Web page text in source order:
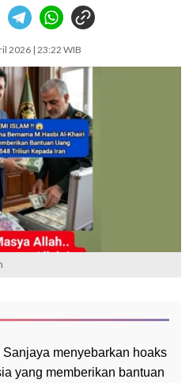
2026 | 23:22 WIB
menyebarkan hoaks
yang memberikan bantuan